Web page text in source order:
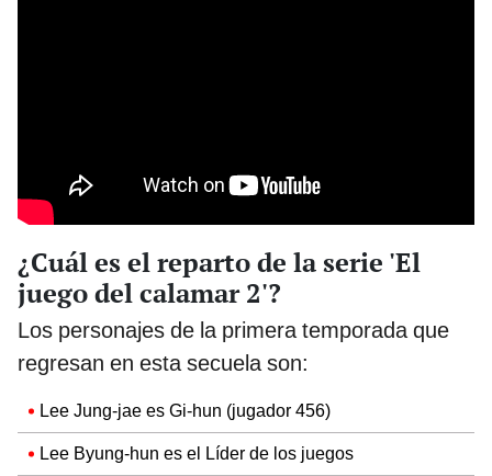
¿Cuál es el reparto de la serie 'El
juego del calamar 2'?
Los personajes de la primera temporada que
regresan en esta secuela son:
Lee Jung-jae es Gi-hun (jugador 456)
Lee Byung-hun es el Líder de los juegos